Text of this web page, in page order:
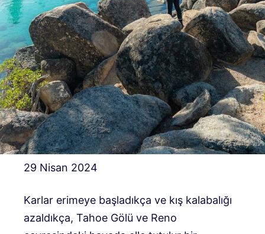
29 Nisan 2024
Karlar erimeye başladıkça ve kış kalabalığı
azaldıkça, Tahoe Gölü ve Reno